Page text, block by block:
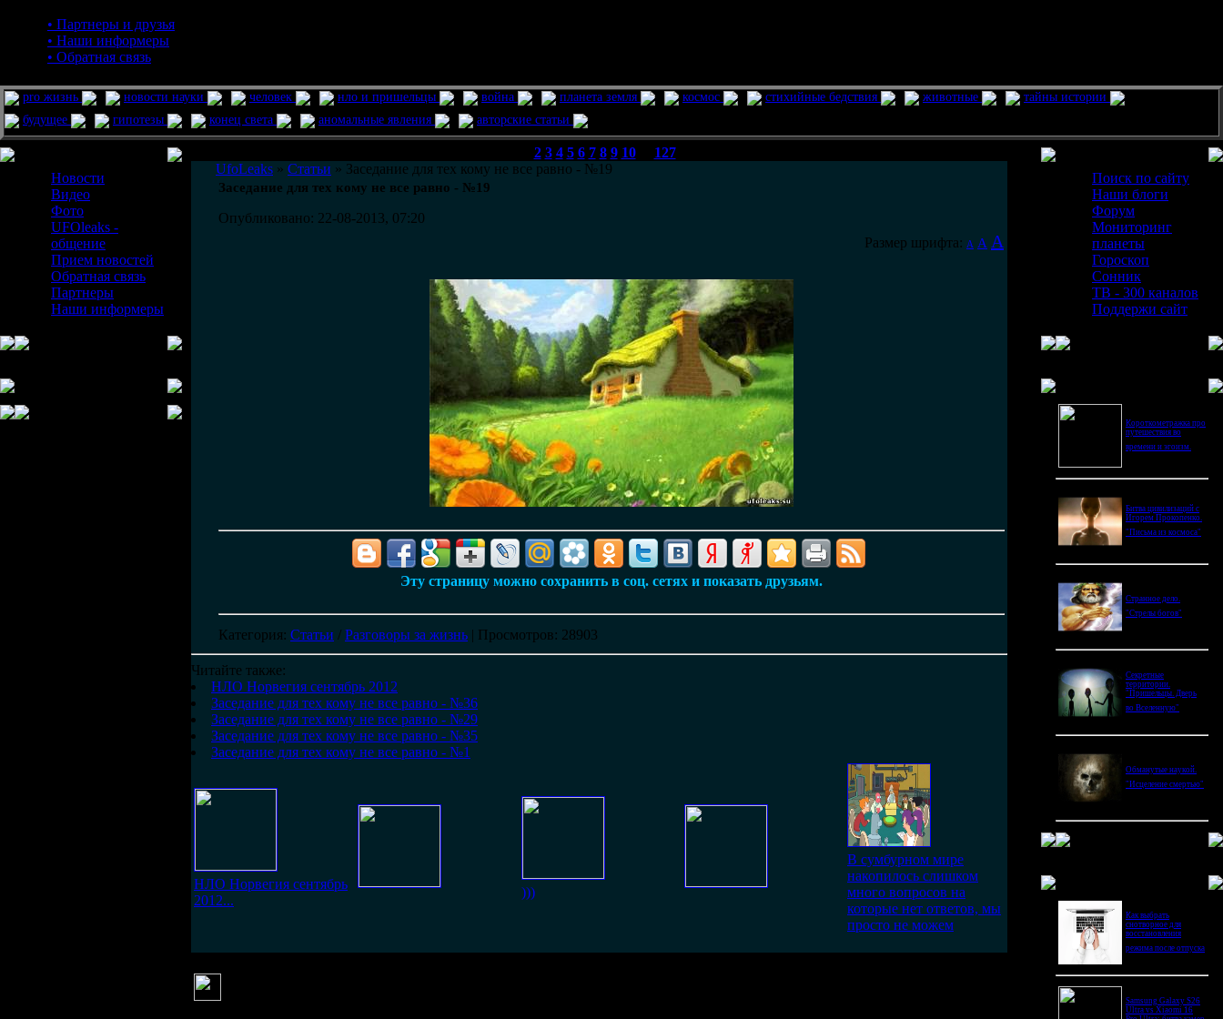
• Партнеры и друзья
• Наши информеры
• Обратная связь
pro жизнь новости науки человек нло и пришельцы война планета земля космос стихийные бедствия животные
тайны истории
будущее
гипотезы конец света аномальные явления авторские статьи
Новости
Видео
Фото
UFOleaks -
общение
Прием новостей
Обратная связь
Партнеры
Наши информеры
2 3 4 5 6 7 8 9 10
127
UfoLeaks » Статьи » Заседание для тех кому не все равно - №19
Заседание для тех кому не все равно - №19
Опубликовано: 22-08-2013, 07:20
Размер шрифта: A A A
Эту страницу можно сохранить в соц. сетях и показать друзьям.
Категория: Статьи / Разговоры за жизнь | Просмотров: 28903
Читайте также:
НЛО Норвегия сентябрь 2012
Заседание для тех кому не все равно - №36
Заседание для тех кому не все равно - №29
Заседание для тех кому не все равно - №35
Заседание для тех кому не все равно - №1
НЛО Норвегия сентябрь
2012...
)))
В сумбурном мире
накопилось слишком
много вопросов на
которые нет ответов, мы
просто не можем
Поиск по сайту
Наши блоги
Форум
Мониторинг
планеты
Гороскоп
Сонник
ТВ - 300 каналов
Поддержи сайт
Короткометражка про
путешествия во
времени и эгоизм.
Битва цивилизаций с
Игорем Прокопенко.
"Письма из космоса"
Странное дело.
"Стрелы богов"
Секретные
территории.
"Пришельцы. Дверь
во Вселенную"
Обманутые наукой.
"Исцеление смертью"
Как выбрать
снотворное для
восстановления
режима после отпуска
Samsung Galaxy S26
Ultra vs Xiaomi 16